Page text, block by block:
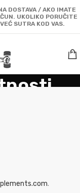
DOSTAVA / AKO IMATE
UKOLIKO PORUČITE
SUTRA KOD VAS.
.